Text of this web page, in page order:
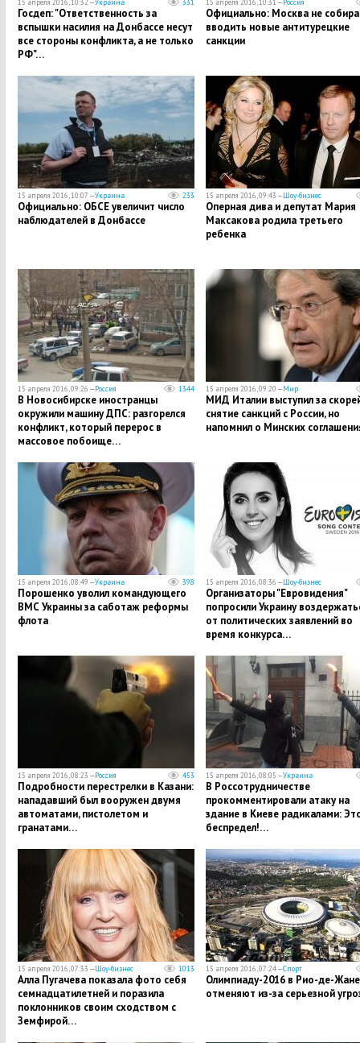
15 апреля 2016, 10:32 —Украина 331
Госдеп: "Ответственность за
вспышки насилия на Донбассе несут
все стороны конфликта, а не только
РФ"…
15 апреля 2016, 10:31 —Россия
Официально: Москва не
вводить новые антитурецкие
санкции
15 апреля 2016, 10:07 —Украина 233
Официально: ОБСЕ увеличит число
наблюдателей в Донбассе
15 апреля 2016, 09:43 —Шоу-бизнес
Оперная дива и депутат Мария
Максакова родила третьего
ребенка
15 апреля 2016, 09:26 —Россия 1344
В Новосибирске иностранцы
окружили машину ДПС: разгорелся
конфликт, который перерос в
массовое побоище…
15 апреля 2016, 09:20 —Мир
МИД Италии выступил за
снятие санкций с России, но
напомнил о Минских
15 апреля 2016, 08:49 —Украина 398
Порошенко уволил командующего
ВМС Украины за саботаж реформы
флота
15 апреля 2016, 08:36 —Шоу-бизнес
Организаторы "Евровидения"
попросили Украину
от политических заявлений во
время конкурса…
15 апреля 2016, 08:23 —Россия 453
Подробности перестрелки в Казани:
нападавший был вооружен двумя
автоматами, пистолетом и
гранатами…
15 апреля 2016, 08:05 —Украина
В Россотрудничестве
прокомментировали атаку на
здание в Киеве радикалами:
беспредел!…
15 апреля 2016, 07:33 —Шоу-бизнес 1013
Алла Пугачева показала фото себя
семнадцатилетней и поразила
поклонников своим сходством с
Земфирой…
15 апреля 2016, 07:24 —Спорт
Олимпиаду-2016 в Рио-де-
отменяют из-за серьезной